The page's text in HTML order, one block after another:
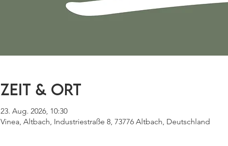
Zeit & Ort
23. Aug. 2026, 10:30
Vinea, Altbach, Industriestraße 8, 73776 Altbach, Deutschland